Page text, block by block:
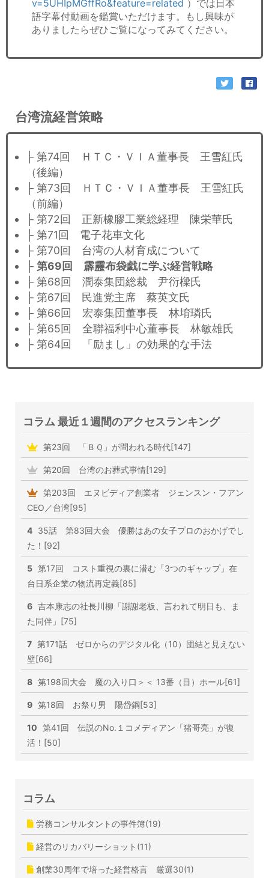
v=5UHIpMGffRo&feature=related ）では日本
語字幕付動画を鑑賞いただけます。もし興味が
ありましたらぜひご覧になってみてください。
台湾流経営策略
├ 第74回 ＨＴＣ・ＶＩＡ董事長 王雪紅氏
（後編）
├ 第73回 ＨＴＣ・ＶＩＡ董事長 王雪紅氏
（前編）
├ 第72回 正新橡膠工業総経理 陳栄華氏
├ 第71回 電子花車文化
├ 第70回 台湾の人材育成について
├ 第69回 霹靂布袋戯に学ぶ経営戦略
├ 第68回 潤泰集団総裁 尹衍樑氏
├ 第67回 民進党主席 蔡英文氏
├ 第66回 宏泰集団董事長 林堉璘氏
├ 第65回 全聯福利中心董事長 林敏雄氏
├ 第64回 「励まし」の効果的な手法
コラム 最近１週間のアクセスランキング
第23回 「ＢＱ」が問われる時代[147]
第20回 台湾のお葬式事情[129]
第203回 エヌビディア創業者 ジェンスン・フアン
CEO／台湾[95]
4 35話 第83回大会 優勝はあの女子プロのおかげでし
た！[92]
5 第17回 コスト重視の裏に潜む「3つのギャップ」在
台日系企業の物流再定義[85]
6 吉本康志の社長川柳「謝謝老板、言われて明日も、ま
た同伴」[75]
7 第171話 ゼロからのデジタル化（10）団結と見えない
壁[66]
8 第198回大会 魔の入り口＞＜ 13番（目）ホール[61]
9 第18回 お祭り男 陽岱鋼[53]
10 第41回 伝説のNo.１コメディアン「猪哥亮」が復
活！[50]
コラム
労務コンサルタントの事件簿(19)
経営のリカバリーショット(11)
創業30周年で培った経営格言 厳選30(1)